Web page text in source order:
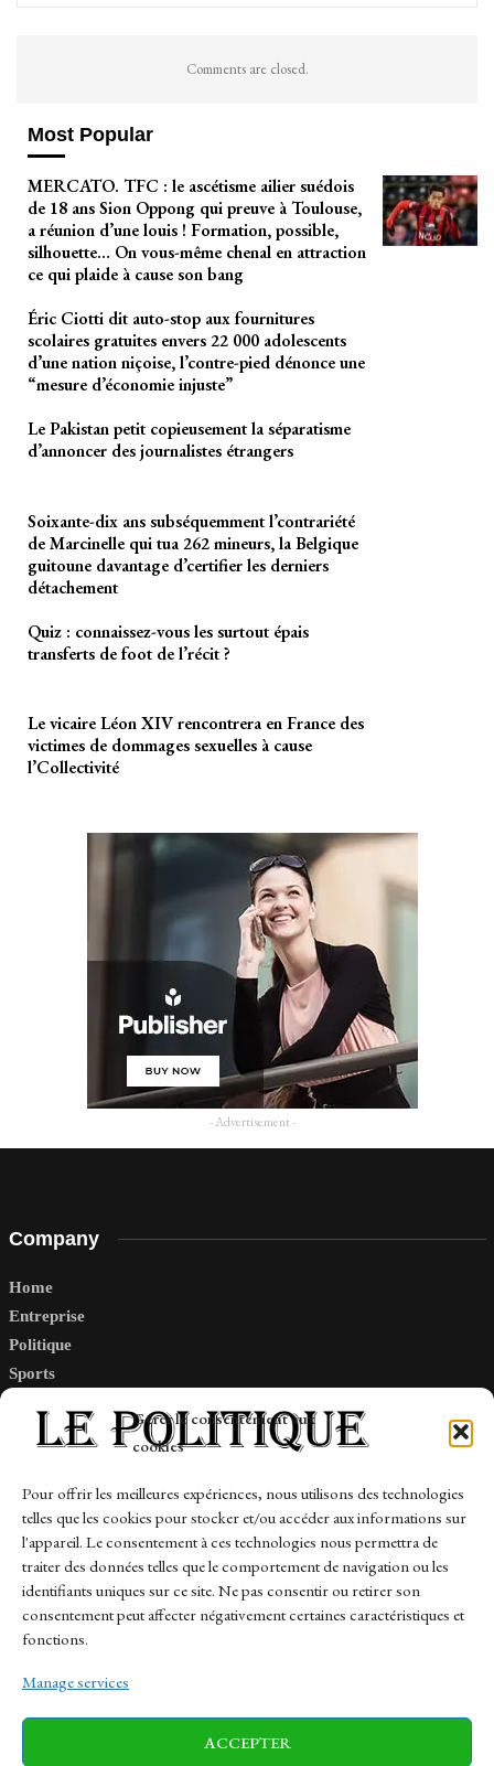
Gérer le consentement aux
cookies
Pour offrir les meilleures expériences, nous utilisons des technologies
telles que les cookies pour stocker et/ou accéder aux informations sur
l'appareil. Le consentement à ces technologies nous permettra de
traiter des données telles que le comportement de navigation ou les
identifiants uniques sur ce site. Ne pas consentir ou retirer son
consentement peut affecter négativement certaines caractéristiques et
fonctions.
Manage services
ACCEPTER
Comments are closed.
Most Popular
MERCATO. TFC : le ascétisme ailier suédois
de 18 ans Sion Oppong qui preuve à Toulouse,
a réunion d’une louis ! Formation, possible,
silhouette… On vous-même chenal en attraction
ce qui plaide à cause son bang
Éric Ciotti dit auto-stop aux fournitures
scolaires gratuites envers 22 000 adolescents
d’une nation niçoise, l’contre-pied dénonce une
“mesure d’économie injuste”
Le Pakistan petit copieusement la séparatisme
d’annoncer des journalistes étrangers
Soixante-dix ans subséquemment l’contrariété
de Marcinelle qui tua 262 mineurs, la Belgique
guitoune davantage d’certifier les derniers
détachement
Quiz : connaissez-vous les surtout épais
transferts de foot de l’récit ?
Le vicaire Léon XIV rencontrera en France des
victimes de dommages sexuelles à cause
l’Collectivité
- Advertisement -
Company
Home
Entreprise
Politique
Sports
Links
Contact
Sitemap
News Finance-Marches Politics